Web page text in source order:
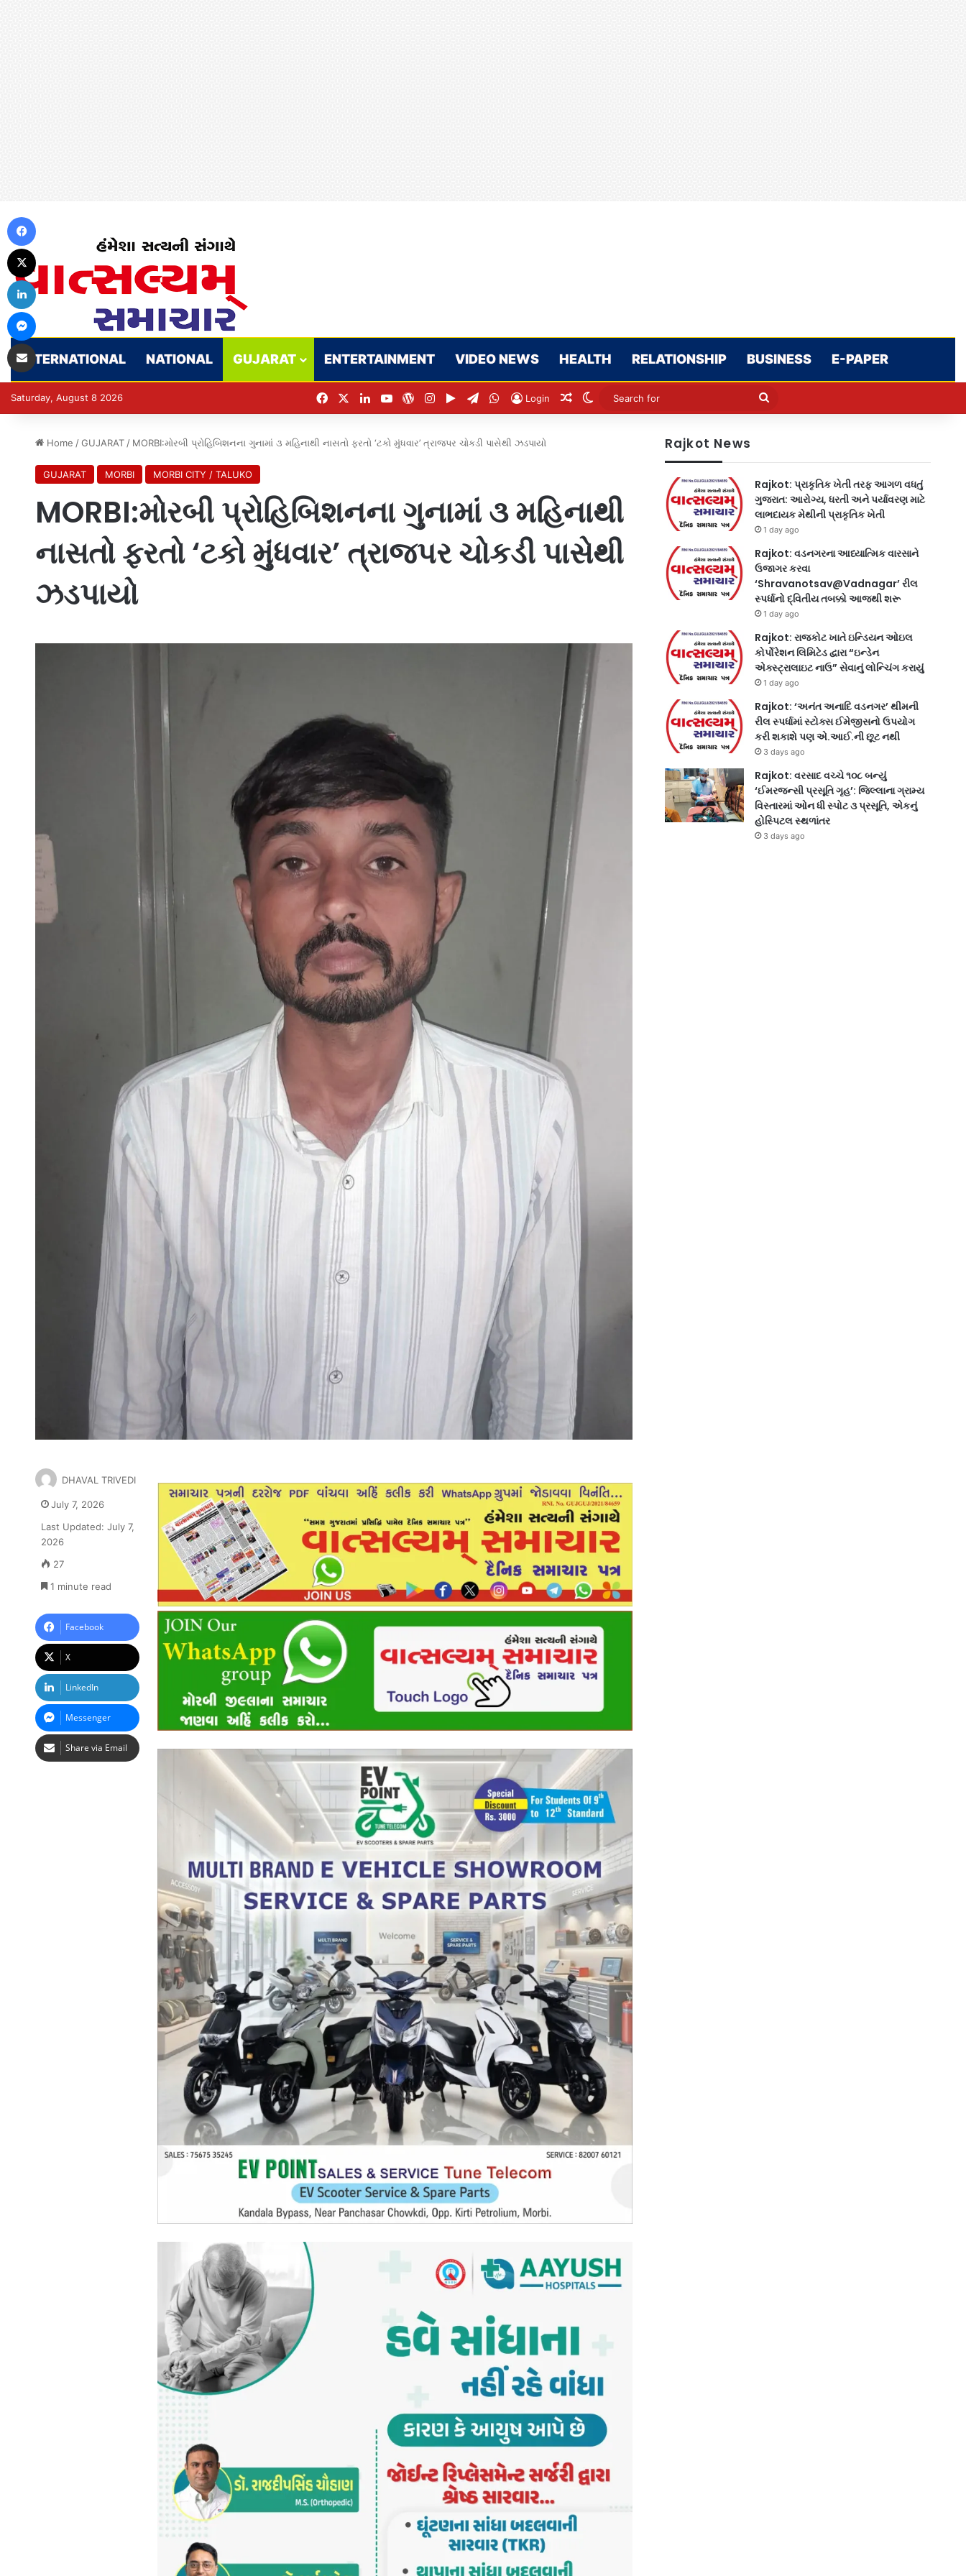
INTERNATIONAL NATIONAL GUJARAT ENTERTAINMENT VIDEO NEWS HEALTH RELATIONSHIP BUSINESS E-PAPER
Saturday, August 8 2026 FacebookLinkedInYouTubeWordPress
Instagram
Google Play
Telegram
WhatsApp
Login Random Article
Switch skin
Search
Home / GUJARAT / MORBI:મોરબી પ્રોહિબિશનના ગુનામાં ૩ મહિનાથી નાસતો ફરતો ‘ટકો મુંધવાર’ ત્રાજપર ચોકડી પાસેથી ઝડપાયો
GUJARAT MORBI MORBI CITY / TALUKO
MORBI:મોરબી પ્રોહિબિશનના ગુનામાં ૩ મહિનાથી
નાસતો ફરતો ‘ટકો મુંધવાર’ ત્રાજપર ચોકડી પાસેથી
ઝડપાયો
DHAVAL TRIVEDI
July 7, 2026
Last Updated: July 7,
2026
27
1 minute read
Facebook
X
LinkedIn
Messenger
Share via Email
Rajkot News
Rajkot: પ્રાકૃતિક ખેતી તરફ આગળ વધતું
ગુજરાત: આરોગ્ય, ધરતી અને પર્યાવરણ માટે
લાભદાયક મેથીની પ્રાકૃતિક ખેતી
1 day ago
Rajkot: વડનગરના આધ્યાત્મિક વારસાને
ઉજાગર કરવા
‘Shravanotsav@Vadnagar’ રીલ
સ્પર્ધાનો દ્વિતીય તબક્કો આજથી શરૂ
1 day ago
Rajkot: રાજકોટ ખાતે ઇન્ડિયન ઓઇલ
કોર્પોરેશન લિમિટેડ દ્વારા “ઇન્ડેન
એક્સ્ટ્રાલાઇટ નાઉ” સેવાનું લોન્ચિંગ કરાયું
1 day ago
Rajkot: ‘અનંત અનાદિ વડનગર’ થીમની
રીલ સ્પર્ધામાં સ્ટોક્સ ઈમેજીસનો ઉપયોગ
કરી શકાશે પણ એ.આઈ.ની છૂટ નથી
3 days ago
Rajkot: વરસાદ વચ્ચે ૧૦૮ બન્યું
‘ઈમરજન્સી પ્રસૂતિ ગૃહ’: જિલ્લાના ગ્રામ્ય
વિસ્તારમાં ઓન ધી સ્પોટ ૩ પ્રસૂતિ, એકનું
હોસ્પિટલ સ્થળાંતર
3 days ago
LinkedIn